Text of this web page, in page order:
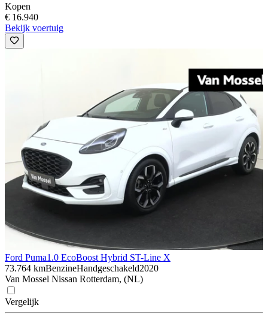
Kopen
€ 16.940
Bekijk voertuig
Ford Puma1.0 EcoBoost Hybrid ST-Line X
73.764 kmBenzineHandgeschakeld2020
Van Mossel Nissan Rotterdam, (NL)
Vergelijk